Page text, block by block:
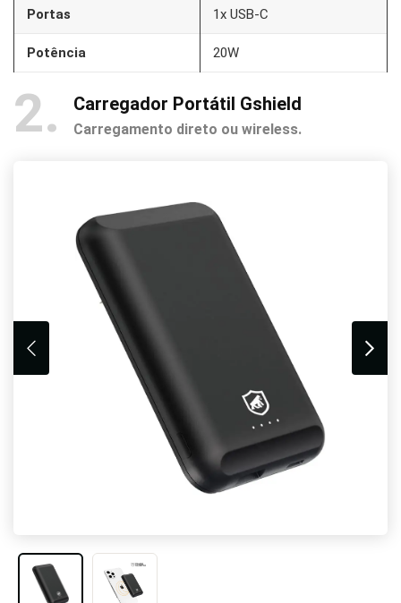
Portas 1x USB-C
Potência 20W
2 Carregador Portátil Gshield
Carregamento direto ou wireless.